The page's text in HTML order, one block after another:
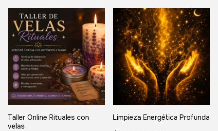
Taller Online Rituales con
velas
Limpieza Energética Profunda